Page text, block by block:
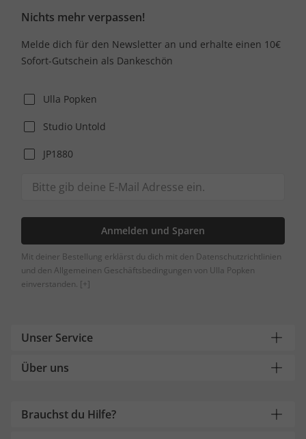
Nichts mehr verpassen!
Melde dich für den Newsletter an und erhalte einen 10€
Sofort-Gutschein als Dankeschön
Ulla Popken
Studio Untold
JP1880
Anmelden und Sparen
Mit deiner Bestellung erklärst du dich mit den Datenschutzrichtlinien
und den Allgemeinen Geschäftsbedingungen von Ulla Popken
einverstanden. [+]
Unser Service
Über uns
Brauchst du Hilfe?